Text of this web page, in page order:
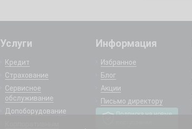
Услуги
Кредит
Страхование
Сервисное
обслуживание
Допоборудование
Информация
Избранное
Блог
Акции
Письмо директору
Подписка на новые